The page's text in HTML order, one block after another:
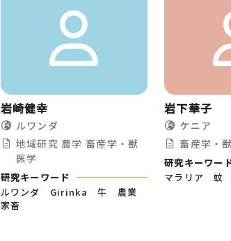
岩崎健幸
ルワンダ
地域研究 農学 畜産学・獣
医学
研究キーワード
ルワンダ Girinka 牛 農業
家畜
岩下華子
ケニア
畜産学・
研究キーワー
マラリア 蚊